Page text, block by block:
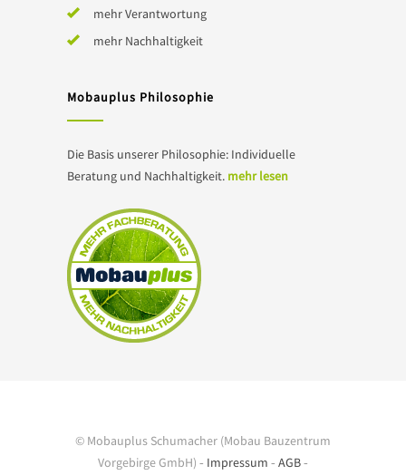
mehr Verantwortung
mehr Nachhaltigkeit
Mobauplus Philosophie
Die Basis unserer Philosophie: Individuelle
Beratung und Nachhaltigkeit. mehr lesen
© Mobauplus Schumacher (Mobau Bauzentrum
Vorgebirge GmbH) ‐ Impressum ‐ AGB‐